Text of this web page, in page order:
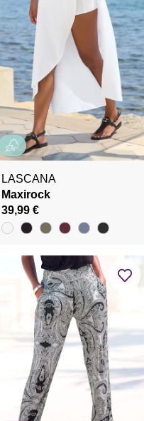
LASCANA
Maxirock
39,99 €